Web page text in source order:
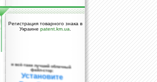
Регистрация товарного знака в
Украине patent.km.ua
и всё-таки лучший облачный
файл-стор:
Установите
DropBox уже
сегодня!
ПОЖАЛУЙСТА,